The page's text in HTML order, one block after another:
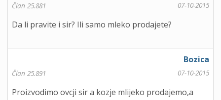
Član 25.881 07-10-2015
Da li pravite i sir? Ili samo mleko prodajete?
Bozica
Član 25.891 07-10-2015
Proizvodimo ovcji sir a kozje mlijeko prodajemo,a